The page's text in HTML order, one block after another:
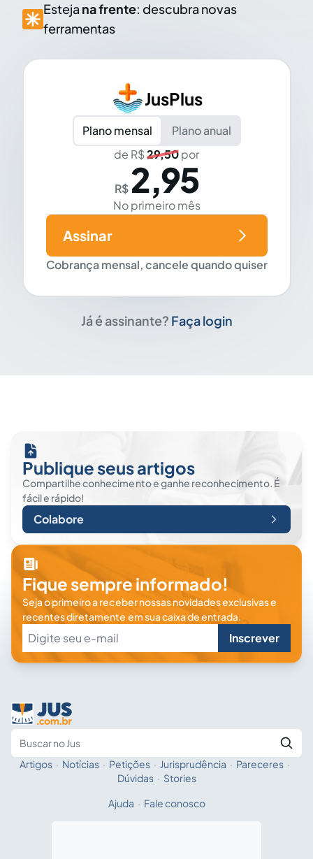
Esteja na frente: descubra novas
ferramentas
JusPlus
Plano mensal
Plano anual
de R$29,50por
R$ 2,95
No primeiro mês
Cobrança mensal, cancele quando quiser
Assinar
Já é assinante? Faça login
Publique seus artigos
Compartilhe conhecimento e ganhe reconhecimento. É
fácil e rápido!
Colabore
Fique sempre informado!
Seja o primeiro a receber nossas novidades exclusivas e
recentes diretamente em sua caixa de entrada.
Inscrever
Fale com a IA
Artigos · Notícias · Petições · Jurisprudência · Pareceres ·
Dúvidas · Stories
Ajuda · Fale conosco